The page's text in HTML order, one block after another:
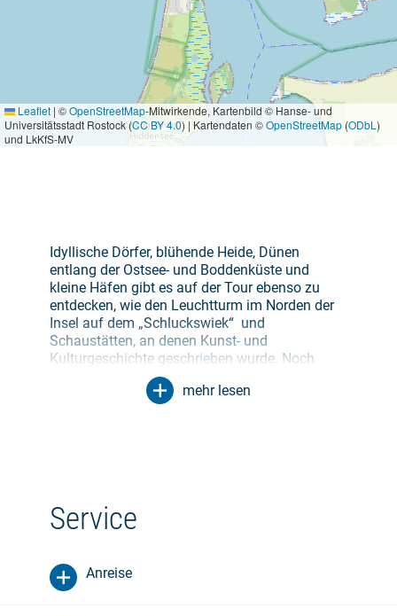
Leaflet | ©OpenStreetMap-Mitwirkende, Kartenbild © Hanse- und
Universitätsstadt Rostock (CC BY 4.0) | Kartendaten ©OpenStreetMap (ODbL )
und LkKfS-MV
Idyllische Dörfer, blühende Heide, Dünen
entlang der Ostsee- und Boddenküste und
kleine Häfen gibt es auf der Tour ebenso zu
entdecken, wie den Leuchtturm im Norden der
Insel auf dem „Schluckswiek“ und
Schaustätten, an denen Kunst- und
Kulturgeschichte geschrieben wurde. Noch
immer ist Hiddensee Refugium und
Schaffensstätte für viele Kunst- und
Künstlern Ausstellungen und Informationen zu
landschaftliche und natürliche Vielfalt. Man
lebt, fühlt und atmet Natur. Naturliebhaber
mehr lesen
Service
Anreise